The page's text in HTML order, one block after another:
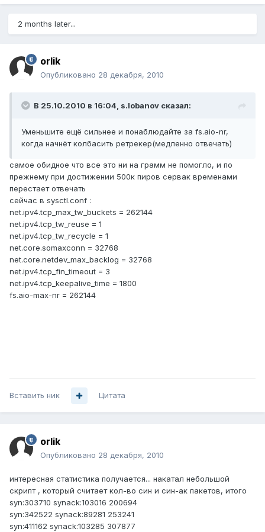
2 months later...
orlik
Опубликовано 28 декабря, 2010
В 25.10.2010 в 16:04, s.lobanov сказал:
Уменьшите ещё сильнее и понаблюдайте за fs.aio-nr,
когда начнёт колбасить ретрекер(медленно отвечать)
самое обидное что все это ни на грамм не помогло, и по
прежнему при достижении 500к пиров сервак временами
перестает отвечать
сейчас в sysctl.conf :
net.ipv4.tcp_max_tw_buckets = 262144
net.ipv4.tcp_tw_reuse = 1
net.ipv4.tcp_tw_recycle = 1
net.core.somaxconn = 32768
net.core.netdev_max_backlog = 32768
net.ipv4.tcp_fin_timeout = 3
net.ipv4.tcp_keepalive_time = 1800
fs.aio-max-nr = 262144
Вставить ник Цитата
orlik
Опубликовано 28 декабря, 2010
интересная статистика получается... накатал небольшой
скрипт , который считает кол-во син и син-ак пакетов, итого
syn:303710 synack:103016 200694
syn:342522 synack:89281 253241
syn:411162 synack:103285 307877